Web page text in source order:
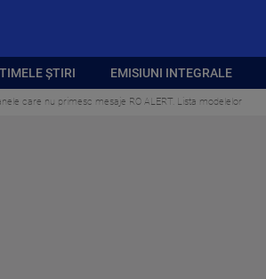
ȘTIRI EMISIUNI INTEGRALE
care nu primesc mesaje RO ALERT. Lista modelelor